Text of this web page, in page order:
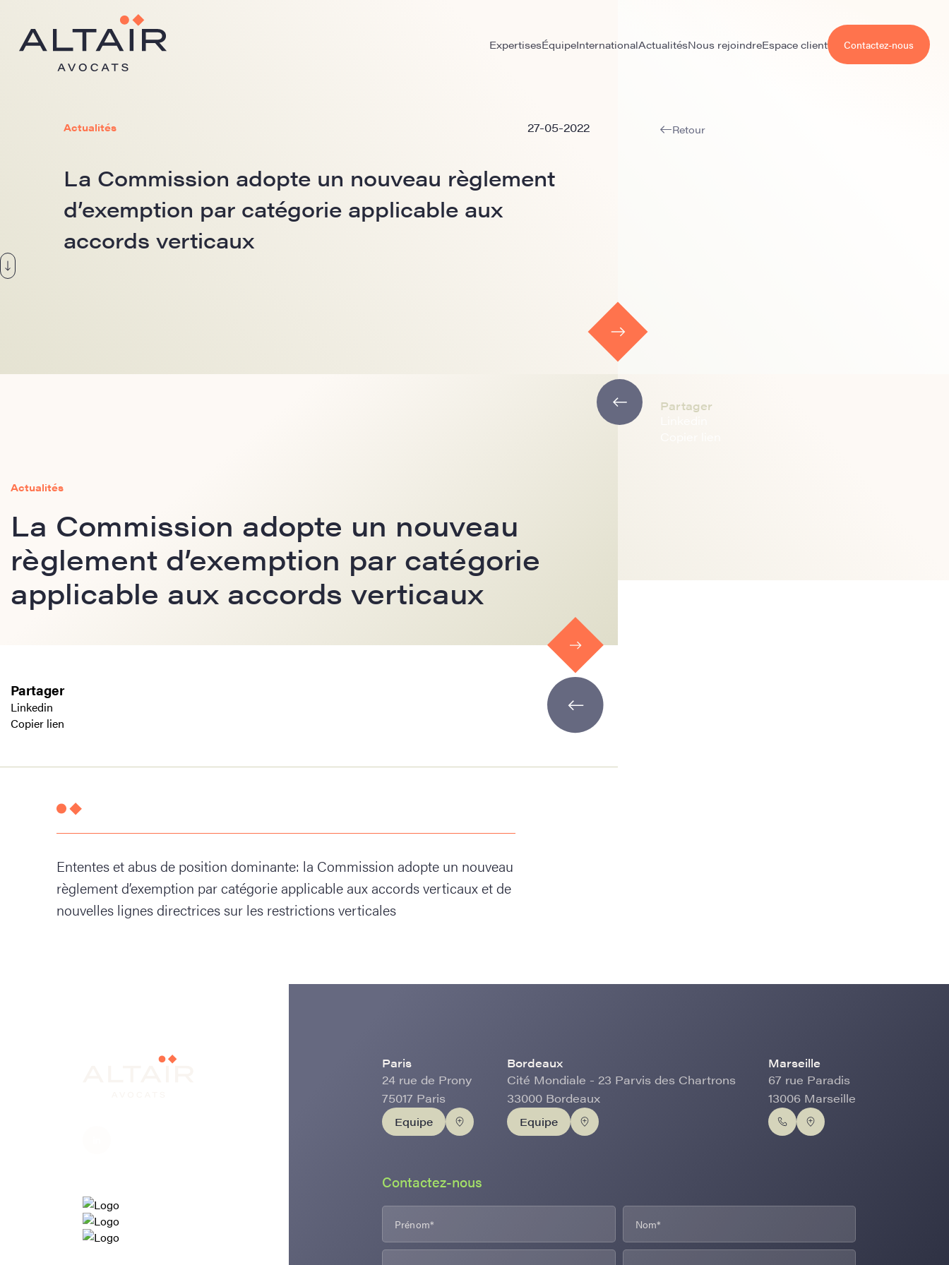
ExpertisesÉquipeInternationalActualitésNous rejoindreEspace client Contactez-nous
Actualités 27-05-2022
La Commission adopte un nouveau règlement
d’exemption par catégorie applicable aux
accords verticaux
Actualités
La Commission adopte un nouveau
règlement d’exemption par catégorie
applicable aux accords verticaux
Partager
Linkedin
Copier lien
Ententes et abus de position dominante: la Commission adopte un nouveau
règlement d’exemption par catégorie applicable aux accords verticaux et de
nouvelles lignes directrices sur les restrictions verticales
Retour
Partager
Paris
24 rue de Prony
75017 Paris
Equipe
Bordeaux
Cité Mondiale - 23 Parvis des Chartrons
33000 Bordeaux
Equipe
Marseille
67 rue Paradis
13006 Marseille
Contactez-nous